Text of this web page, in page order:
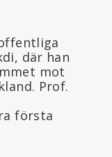
där han
mot
Prof.
första